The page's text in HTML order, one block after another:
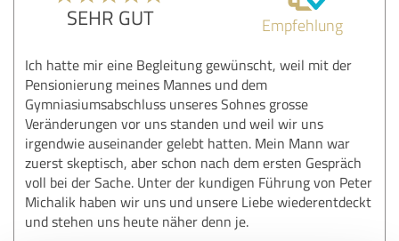
SEHR GUT Empfehlung
Ich hatte mir eine Begleitung gewünscht, weil mit der
Pensionierung meines Mannes und dem
Gymniasiumsabschluss unseres Sohnes grosse
Veränderungen vor uns standen und weil wir uns
irgendwie auseinander gelebt hatten. Mein Mann war
zuerst skeptisch, aber schon nach dem ersten Gespräch
voll bei der Sache. Unter der kundigen Führung von Peter
Michalik haben wir uns und unsere Liebe wiederentdeckt
und stehen uns heute näher denn je.